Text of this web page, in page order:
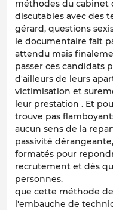
méthodes du cabinet
discutables avec des
gérard, questions
le documentaire fait
attendu mais
passer ces candidats
d'ailleurs de leurs
victimisation et
leur prestation . Et
trouve pas
aucun sens de la
passivité
formatés pour
recrutement et dès
personnes.
que cette méthode
l'embauche de